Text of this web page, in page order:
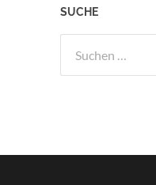
SUCHE
nach: